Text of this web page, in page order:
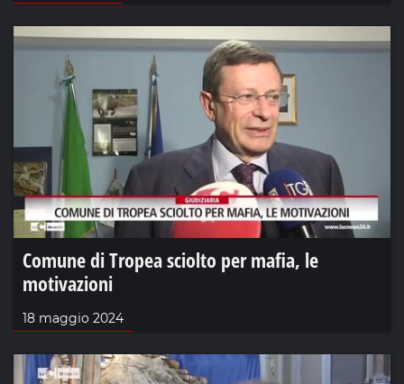
Comune di Tropea sciolto per mafia, le
motivazioni
18 maggio 2024